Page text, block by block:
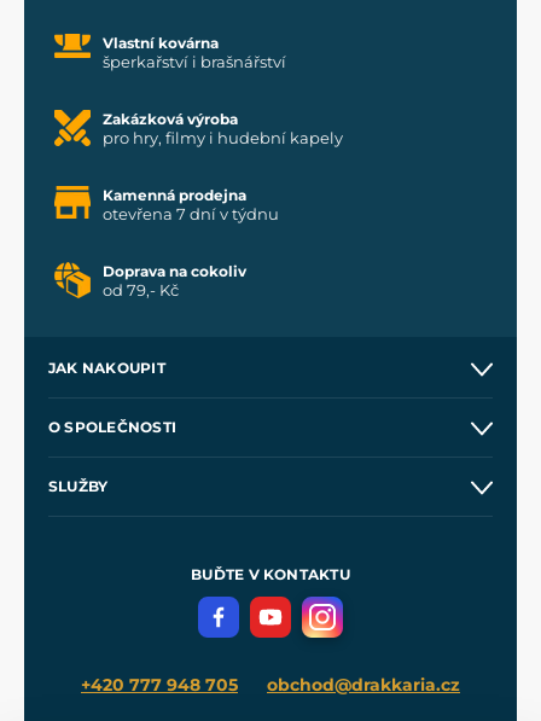
Vlastní kovárna
šperkařství i brašnářství
Zakázková výroba
pro hry, filmy i hudební kapely
Kamenná prodejna
otevřena 7 dní v týdnu
Doprava na cokoliv
od 79,- Kč
JAK NAKOUPIT
Velkoobchod
O SPOLEČNOSTI
SLUŽBY
Meče pro Kingdom Come
BUĎTE V KONTAKTU
+420 777 948 705 obchod@drakkaria.cz